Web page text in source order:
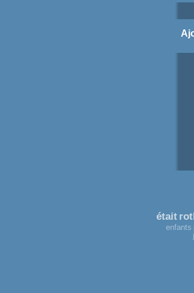
était
enfants